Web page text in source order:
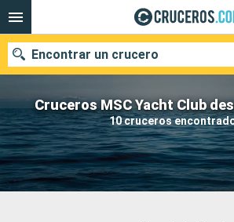
Cruceros MSC Yacht Club
10 cruceros
Encontrar un crucero
Nuestros destinos
Fecha de salida